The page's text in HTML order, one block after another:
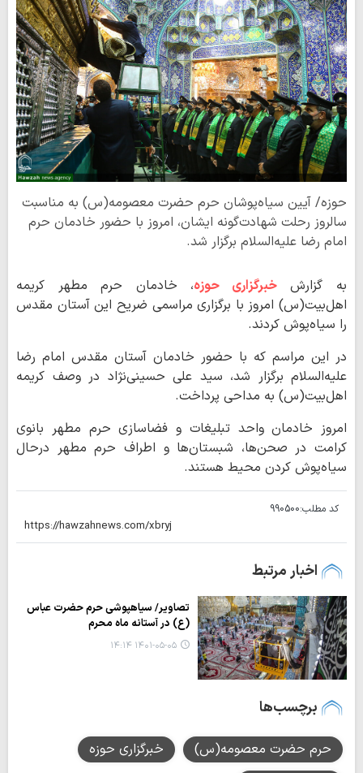
حوزه/ آیین سیاه‌پوشان حرم حضرت معصومه(س) به مناسبت
سالروز رحلت شهادت‌گونه ایشان، امروز با حضور خادمان حرم
امام رضا علیه‌السلام برگزار شد.
به گزارشخبرگزاری حوزه، خادمان حرم مطهر کریمه
اهل‌بیت(س) امروز با برگزاری مراسمی ضریح این آستان مقدس
را سیاه‌پوش کردند.
در این مراسم که با حضور خادمان آستان مقدس امام رضا
علیه‌السلام برگزار شد، سید علی حسینی‌نژاد در وصف کریمه
اهل‌بیت(س) به مداحی پرداخت.
امروز خادمان واحد تبلیغات و فضاسازی حرم مطهر بانوی
کرامت در صحن‌ها، شبستان‌ها و اطراف حرم مطهر درحال
سیاه‌پوش کردن محیط هستند.
کد مطلب:990500
اخبار مرتبط
تصاویر/ سیاهپوشی حرم حضرت عباس
(ع) در آستانه ماه محرم
۱۴۰۱-۰۵-۰۵ ۱۴:۱۴
برچسب‌ها
حرم حضرت معصومه(س)
خبرگزاری حوزه